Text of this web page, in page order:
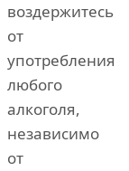
воздержитесь
от
употребления
любого
алкоголя,
независимо
от